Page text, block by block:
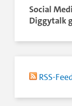
Social
Diggytalk
RSS-